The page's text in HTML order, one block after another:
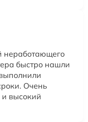
неработающего
быстро нашли
Очень
и высокий